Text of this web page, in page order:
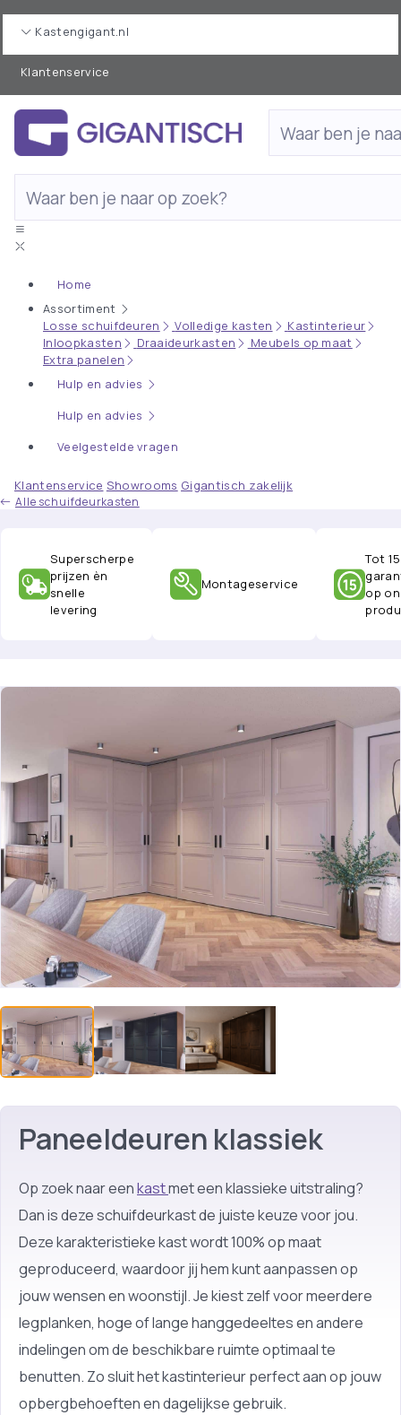
Kastengigant.nl
Klantenservice
Home
Assortiment
Losse schuifdeuren
Volledige kasten
Kastinterieur
Inloopkasten
Draaideurkasten
Meubels op maat
Extra panelen
Hulp en advies
Hulp en advies
Veelgestelde vragen
Klantenservice Showrooms Gigantisch zakelijk
Alle schuifdeurkasten
Superscherpe
prijzen èn
snelle
levering
Montageservice
Tot
op
Paneeldeuren klassiek
Op zoek naar eenkastmet een klassieke uitstraling?
Dan is deze schuifdeurkast de juiste keuze voor jou.
Deze karakteristieke kast wordt 100% op maat
geproduceerd, waardoor jij hem kunt aanpassen op
jouw wensen en woonstijl. Je kiest zelf voor meerdere
legplanken, hoge of lange hanggedeeltes en andere
indelingen om de beschikbare ruimte optimaal te
benutten. Zo sluit het kastinterieur perfect aan op jouw
opbergbehoeften en dagelijkse gebruik.